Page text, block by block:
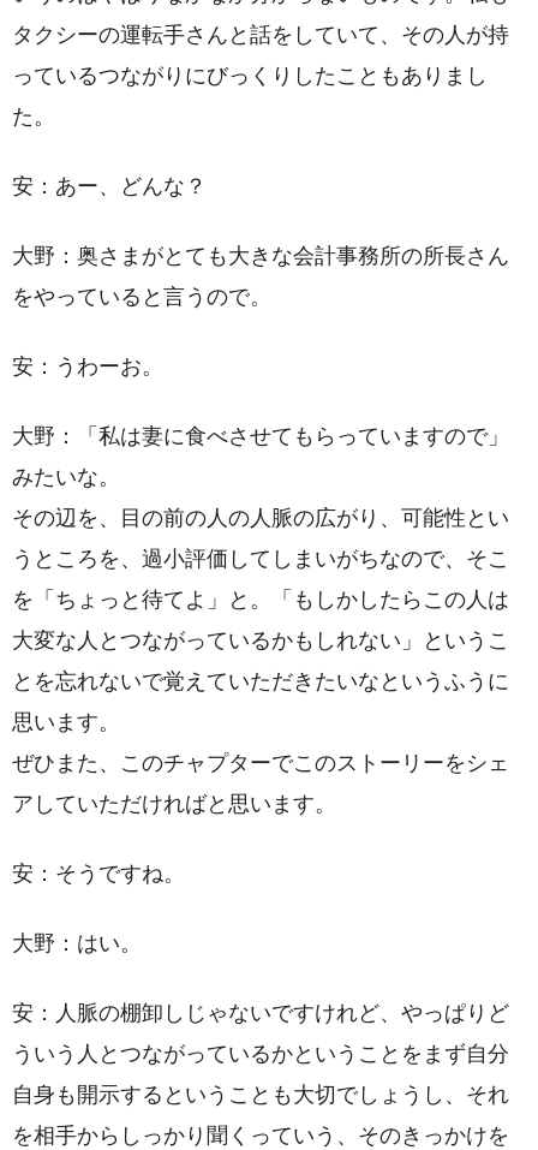
タクシーの運転手さんと話をしていて、その人が持
っているつながりにびっくりしたこともありまし
た。
安：あー、どんな？
大野：奥さまがとても大きな会計事務所の所長さん
をやっていると言うので。
安：うわーお。
大野：「私は妻に食べさせてもらっていますので」
みたいな。
その辺を、目の前の人の人脈の広がり、可能性とい
うところを、過小評価してしまいがちなので、そこ
を「ちょっと待てよ」と。「もしかしたらこの人は
大変な人とつながっているかもしれない」というこ
とを忘れないで覚えていただきたいなというふうに
思います。
ぜひまた、このチャプターでこのストーリーをシェ
アしていただければと思います。
安：そうですね。
大野：はい。
安：人脈の棚卸しじゃないですけれど、やっぱりど
ういう人とつながっているかということをまず自分
自身も開示するということも大切でしょうし、それ
を相手からしっかり聞くっていう、そのきっかけを